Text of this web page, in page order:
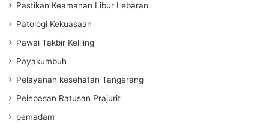
Pastikan Keamanan Libur Lebaran
Patologi Kekuasaan
Pawai Takbir Keliling
Payakumbuh
Pelayanan kesehatan Tangerang
Pelepasan Ratusan Prajurit
pemadam